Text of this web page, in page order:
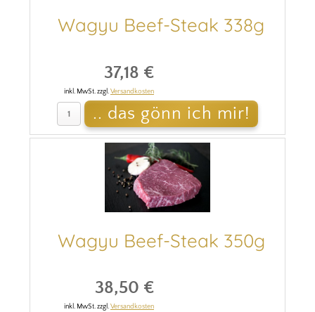
Wagyu Beef-Steak 338g
37,18 €
inkl. MwSt. zzgl.Versandkosten
Wagyu Beef-Steak 350g
38,50 €
inkl. MwSt. zzgl.Versandkosten